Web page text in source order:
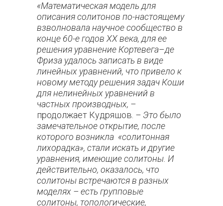
«Математическая модель для
описания солитонов по-настоящему
взволновала научное сообщество в
конце 60-е годов ХХ века, для ее
решения уравнение Кортевега–де
Фриза удалось записать в виде
линейных уравнений, что привело к
новому методу решения задач Коши
для нелинейных уравнений в
частных производных, –
продолжает Кудряшов. – Это было
замечательное открытие, после
которого возникла «солитонная
лихорадка», стали искать и другие
уравнения, имеющие солитоны. И
действительно, оказалось, что
солитоны встречаются в разных
моделях – есть групповые
солитоны, топологические,